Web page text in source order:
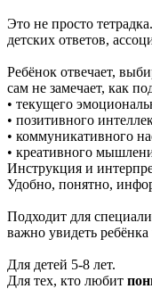
Это не просто
детских ответов,
Ребёнок отвечает,
сам не замечает, как
• текущего
• позитивного
• коммуникативного
• креативного
Инструкция и
Удобно, понятно,
Подходит для
важно увидеть ребёнка
Для детей 5-8 лет.
Для тех, кто любит